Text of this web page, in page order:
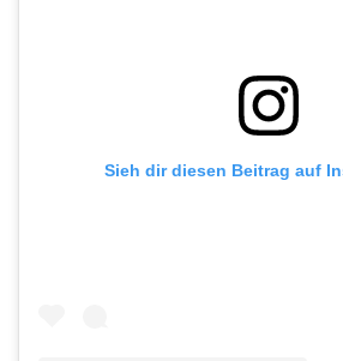
Sieh dir diesen Beitrag auf